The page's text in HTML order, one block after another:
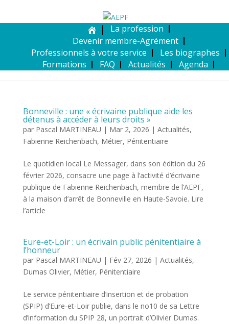
La profession
Devenir membre-Agrément
Professionnels à votre service
Les biographes
Formations
FAQ Actualités Agenda
Bonneville : une « écrivaine publique aide les
détenus à accéder à leurs droits »
par Pascal MARTINEAU | Mar 2, 2026 | Actualités,
Fabienne Reichenbach, Métier, Pénitentiaire
Le quotidien local Le Messager, dans son édition du 26
février 2026, consacre une page à l’activité d’écrivaine
publique de Fabienne Reichenbach, membre de l’AEPF,
à la maison d’arrêt de Bonneville en Haute-Savoie. Lire
l’article
Eure-et-Loir : un écrivain public pénitentiaire à
l’honneur
par Pascal MARTINEAU | Fév 27, 2026 | Actualités,
Dumas Olivier, Métier, Pénitentiaire
Le service pénitentiaire d’insertion et de probation
(SPIP) d’Eure-et-Loir publie, dans le no10 de sa Lettre
d’information du SPIP 28, un portrait d’Olivier Dumas.